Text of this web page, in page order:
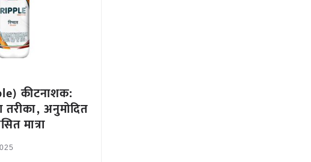
कीटनाशक:
अनुमोदित
मात्रा